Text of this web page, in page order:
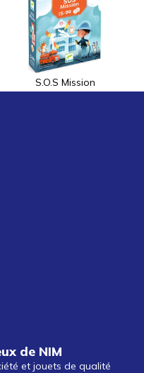
S.O.S Mission
de NIM
et jouets de qualité